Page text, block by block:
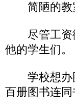
简陋的教
尽管工资微
他的学生们。
学校想办图
百册图书连同